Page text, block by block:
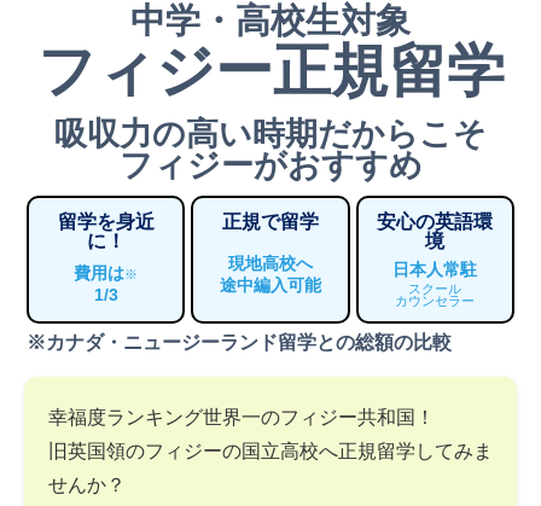
中学・高校生対象
フィジー正規留学
吸収力の高い時期だからこそ
フィジーがおすすめ
留学を身近
に！
費用は※
1/3
正規で留学
現地高校へ
途中編入可能
安心の英語環
境
日本人常駐
スクール
カウンセラー
※カナダ・ニュージーランド留学との総額の比較
幸福度ランキング世界一のフィジー共和国！
旧英国領のフィジーの国立高校へ正規留学してみま
せんか？